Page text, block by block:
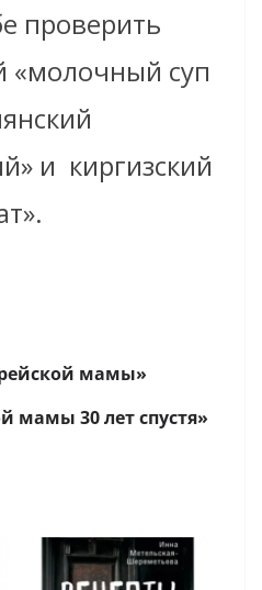
проверить
«молочный суп
и киргизский
мамы»
мамы 30 лет спустя»